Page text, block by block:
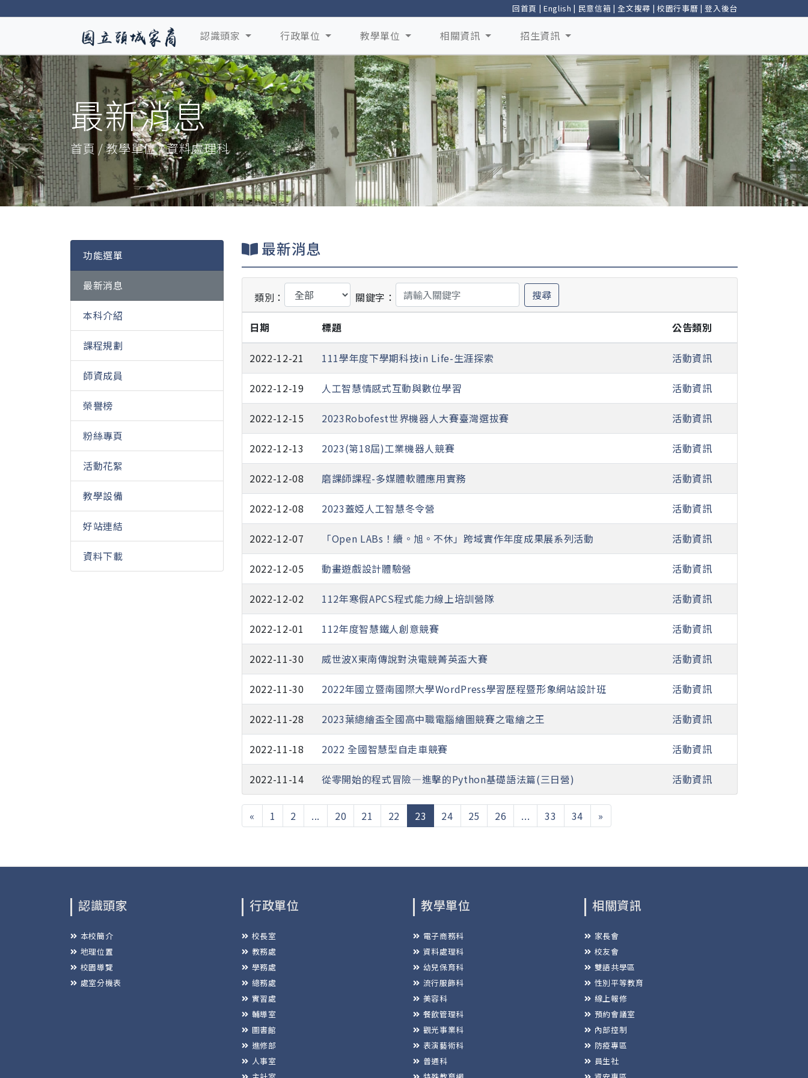
回首頁 | English | 民意信箱 |全文搜尋 | 校園行事曆 |登入後台
認識頭家 行政單位 教學單位 相關資訊 招生資訊
最新消息
首頁 / 教學單位 / 資料處理科
功能選單
最新消息
本科介紹
課程規劃
師資成員
榮譽榜
粉絲專頁
活動花絮
教學設備
好站連結
資料下載
最新消息
類別： 關鍵字： 搜尋
日期 標題 公告類別
2022-12-21 111學年度下學期科技in Life-生涯探索 活動資訊
2022-12-19 人工智慧情感式互動與數位學習 活動資訊
2022-12-15 2023Robofest世界機器人大賽臺灣選拔賽 活動資訊
2022-12-13 2023(第18屆)工業機器人競賽 活動資訊
2022-12-08 磨課師課程-多媒體軟體應用實務 活動資訊
2022-12-08 2023蓋婭人工智慧冬令營 活動資訊
2022-12-07 「Open LABs！續。旭。不休」跨域實作年度成果展系列活動 活動資訊
2022-12-05 動畫遊戲設計體驗營 活動資訊
2022-12-02 112年寒假APCS程式能力線上培訓營隊 活動資訊
2022-12-01 112年度智慧鐵人創意競賽 活動資訊
2022-11-30 威世波X東南傳說對決電競菁英盃大賽 活動資訊
2022-11-30 2022年國立暨南國際大學WordPress學習歷程暨形象網站設計班 活動資訊
2022-11-28 2023葉總繪盃全國高中職電腦繪圖競賽之電繪之王 活動資訊
2022-11-18 2022 全國智慧型自走車競賽 活動資訊
2022-11-14 從零開始的程式冒險—進擊的Python基礎語法篇(三日營) 活動資訊
« 1 2 ... 20 21 22 23 (current)
24 25 26 ... 33 34 »
認識頭家
本校簡介
地理位置
校園導覽
處室分機表
行政單位
校長室
教務處
學務處
總務處
實習處
輔導室
圖書館
進修部
人事室
教學單位
電子商務科
資料處理科
幼兒保育科
流行服飾科
美容科
餐飲管理科
觀光事業科
表演藝術科
普通科
相關資訊
家長會
校友會
雙語共學區
性別平等教育
線上報修
預約會議室
內部控制
防疫專區
員生社